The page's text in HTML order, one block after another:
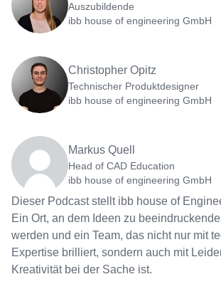
Auszubildende
ibb house of engineering GmbH
Christopher Opitz
Technischer Produktdesigner
ibb house of engineering GmbH
Markus Quell
Head of CAD Education
ibb house of engineering GmbH
Dieser Podcast stellt ibb house of
Ein Ort, an dem Ideen zu
werden und ein Team, das nicht nur mit
Expertise brilliert, sondern auch mit
Kreativität bei der Sache ist.